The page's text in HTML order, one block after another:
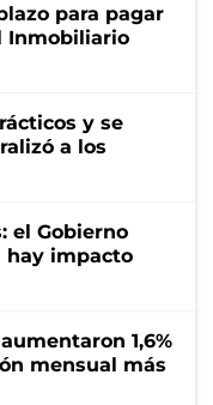
para pagar
Inmobiliario
y se
a los
el Gobierno
hay impacto
1,6%
mensual más